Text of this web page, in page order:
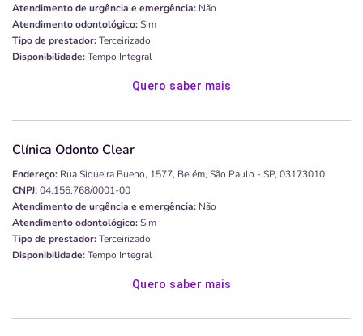
Atendimento de urgência e emergência: Não
Atendimento odontológico:Sim
Tipo de prestador:Terceirizado
Disponibilidade:Tempo Integral
Quero saber mais
Clínica Odonto Clear
Endereço: Rua Siqueira Bueno, 1577, Belém, São Paulo - SP, 03173010
CNPJ:04.156.768/0001-00
Atendimento de urgência e emergência: Não
Atendimento odontológico:Sim
Tipo de prestador:Terceirizado
Disponibilidade:Tempo Integral
Quero saber mais